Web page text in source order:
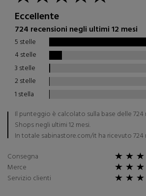
Eccellente
724 recensioni negli ultimi 12 mesi
5 stelle
4 stelle
3 stelle
2 stelle
1 stella
Il punteggio è calcolato sulla base delle
Shops negli ultimi 12 mesi.
In totale sabinastore.com/it ha ricevuto 724
Consegna
Merce
Servizio clienti